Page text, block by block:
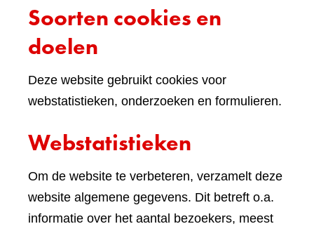
Soorten cookies en
doelen
Deze website gebruikt cookies voor
webstatistieken, onderzoeken en formulieren.
Webstatistieken
Om de website te verbeteren, verzamelt deze
website algemene gegevens. Dit betreft o.a.
informatie over het aantal bezoekers, meest